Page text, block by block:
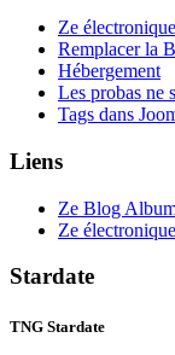
Ze
Remplacer la
Hébergement
Les probas ne
Tags dans
Liens
Ze Blog
Ze
Stardate
TNG Stardate